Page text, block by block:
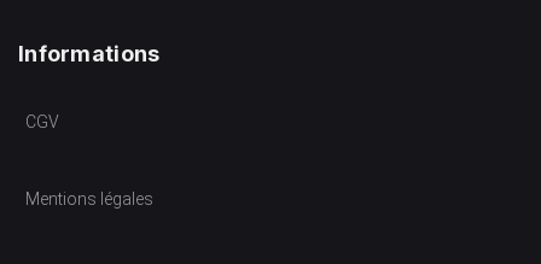
Informations
CGV
Mentions légales